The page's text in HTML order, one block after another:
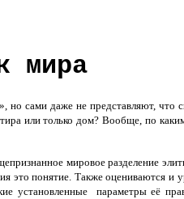
мира
но сами даже не представляют, что
или только дом? Вообще, по
мировое разделение
это понятие. Также оцениваются
установленные параметры её